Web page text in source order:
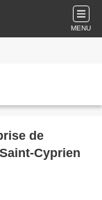
MENU
de
Cyprien